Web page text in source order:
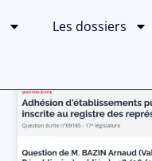
Les dossiers